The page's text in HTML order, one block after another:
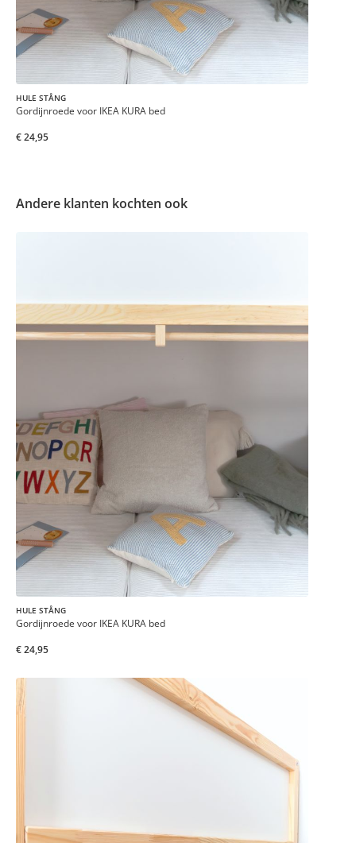
HULE STÅNG
Gordijnroede voor IKEA KURA bed
€ 24,95
Andere klanten kochten ook
HULE STÅNG
Gordijnroede voor IKEA KURA bed
€ 24,95